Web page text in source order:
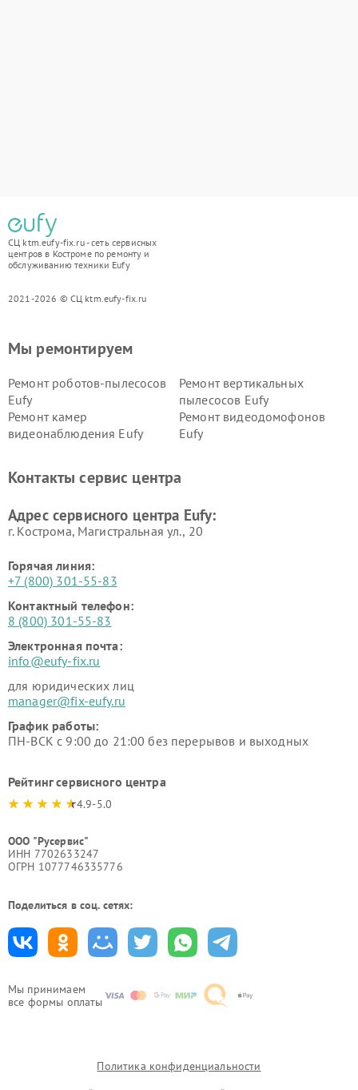
СЦ ktm.eufy-fix.ru - сеть сервисных
центров в Костроме по ремонту и
обслуживанию техники Eufy
2021-2026 © СЦ ktm.eufy-fix.ru
Мы принимаем
все формы оплаты
Мы ремонтируем
Ремонт роботов-пылесосов
Eufy
Ремонт вертикальных
пылесосов Eufy
Ремонт камер
видеонаблюдения Eufy
Ремонт видеодомофонов
Eufy
Контакты сервис центра
Адрес сервисного центра Eufy:
г. Кострома, Магистральная ул., 20
Горячая линия:
+7 (800) 301-55-83
Контактный телефон:
8 (800) 301-55-83
Электронная почта:
info@eufy-fix.ru
для юридических лиц
manager@fix-eufy.ru
График работы:
ПН-ВСК с 9:00 до 21:00 без перерывов и выходных
Рейтинг сервисного центра
4.9-5.0
ООО "Русервис"
ИНН 7702633247
ОГРН 1077746335776
Поделиться в соц. сетях:
Политика конфиденциальности